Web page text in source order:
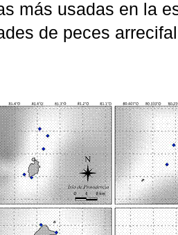
más usadas en la
de peces